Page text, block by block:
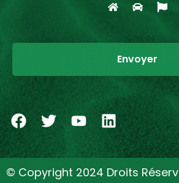
© Copyright 2024 Droits